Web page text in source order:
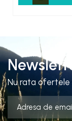
Nu rata ofertele